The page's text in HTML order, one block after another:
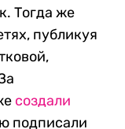
Тогда же
публикуя
создали
подписали